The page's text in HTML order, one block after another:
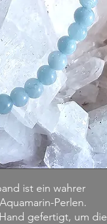
ist ein wahrer
Perlen.
gefertigt, um die